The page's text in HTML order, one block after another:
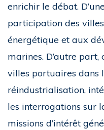
enrichir le débat.
participation des
énergétique et aux
marines. D’autre part,
villes portuaires dans
réindustrialisation,
les interrogations sur
missions d’intérêt